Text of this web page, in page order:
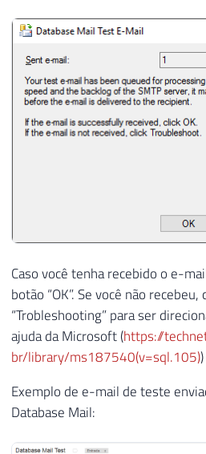
Caso você tenha recebido o e-
botão “OK”. Se você não
“Trobleshooting” para ser
ajuda da Microsoft (https://
br/library/ms187540(v=sql.105))
Exemplo de e-mail de teste
Database Mail: